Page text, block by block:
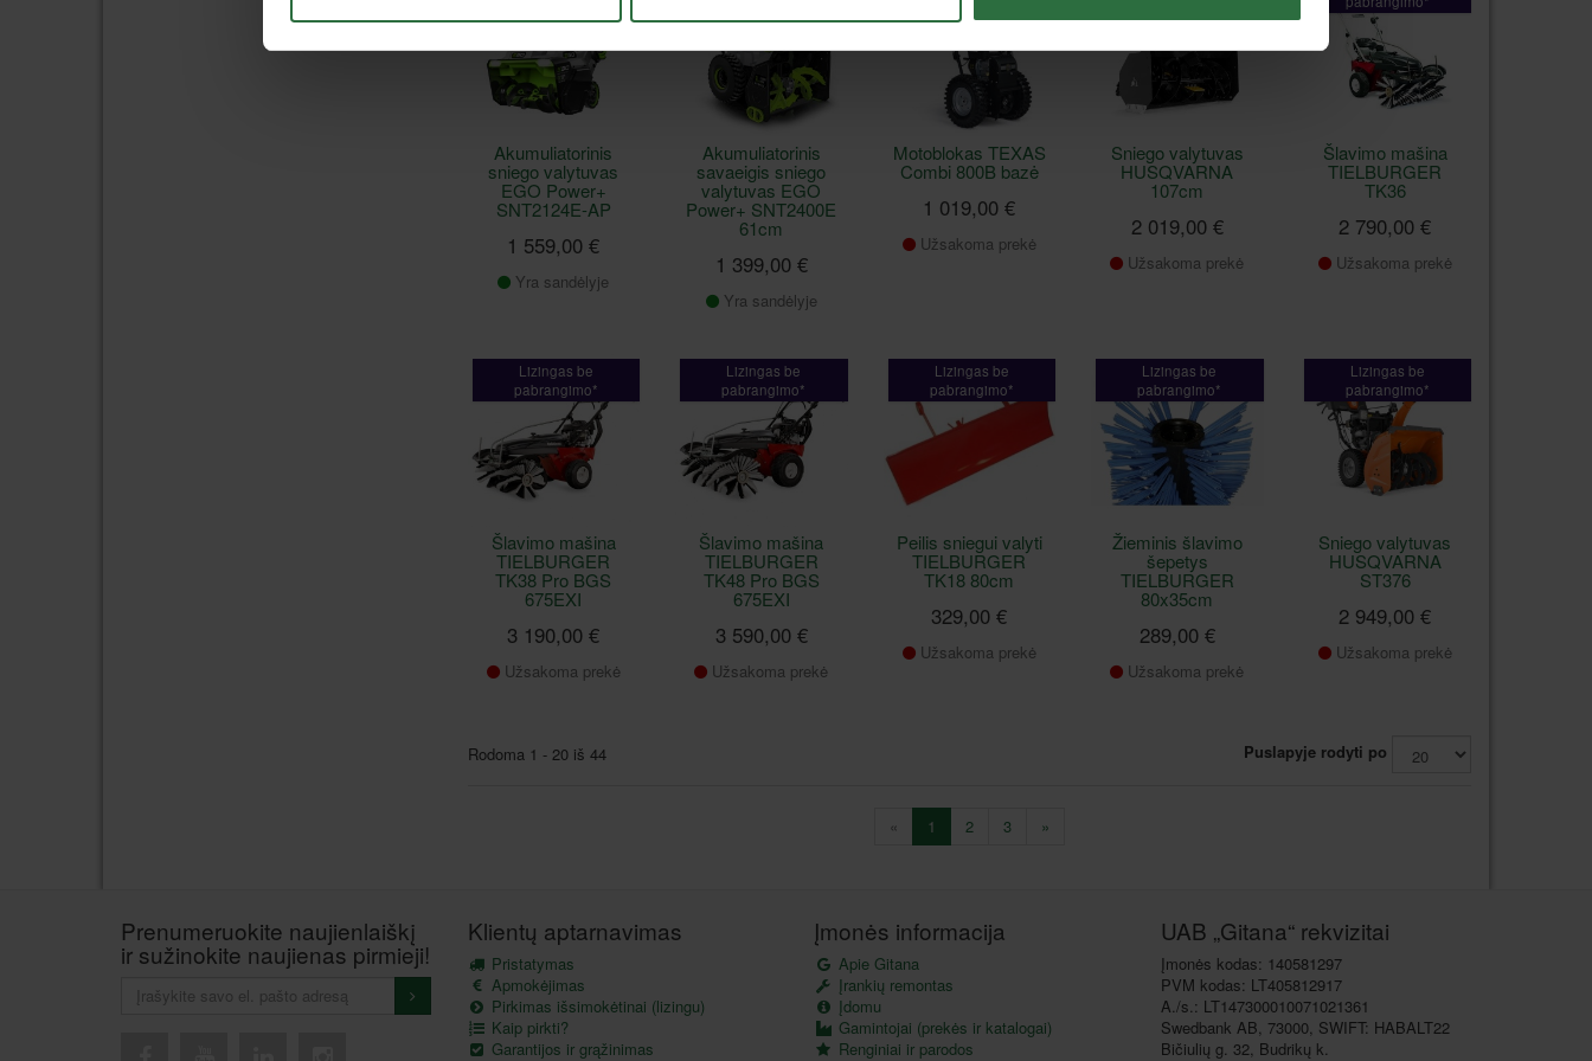
Akumuliatorinis
sniego valytuvas
EGO Power+
SNT2124E-AP
1 559,00 €
Yra sandėlyje
Akumuliatorinis
savaeigis sniego
valytuvas EGO
Power+ SNT2400E
61cm
1 399,00 €
Yra sandėlyje
Motoblokas TEXAS
Combi 800B bazė
1 019,00 €
Užsakoma prekė
Sniego valytuvas
HUSQVARNA
107cm
2 019,00 €
Užsakoma prekė
Šlavimo mašina
TIELBURGER
TK36
2 790,00 €
Užsakoma prekė
Lizingas be
pabrangimo*
Šlavimo mašina
TIELBURGER
TK38 Pro BGS
675EXI
3 190,00 €
Užsakoma prekė
Lizingas be
pabrangimo*
Šlavimo mašina
TIELBURGER
TK48 Pro BGS
675EXI
3 590,00 €
Užsakoma prekė
Lizingas be
pabrangimo*
Peilis sniegui valyti
TIELBURGER
TK18 80cm
329,00 €
Užsakoma prekė
Lizingas be
pabrangimo*
Žieminis šlavimo
šepetys
TIELBURGER
80x35cm
289,00 €
Užsakoma prekė
Lizingas be
pabrangimo*
Sniego valytuvas
HUSQVARNA
ST376
2 949,00 €
Užsakoma prekė
Rodoma 1 - 20 iš 44 Puslapyje rodyti po
« 1 2 3 »
Prenumeruokite naujienlaiškį
ir sužinokite naujienas pirmieji!
Klientų aptarnavimas
Pristatymas
Apmokėjimas
Pirkimas išsimokėtinai (lizingu)
Kaip pirkti?
Garantijos ir grąžinimas
Įmonės informacija
Apie Gitana
Įrankių remontas
Įdomu
Gamintojai (prekės ir katalogai)
Renginiai ir parodos
UAB „Gitana“ rekvizitai
Įmonės kodas: 140581297
PVM kodas: LT405812917
A./s.: LT147300010071021361
Swedbank AB, 73000, SWIFT: HABALT22
Bičiulių g. 32, Budrikų k.